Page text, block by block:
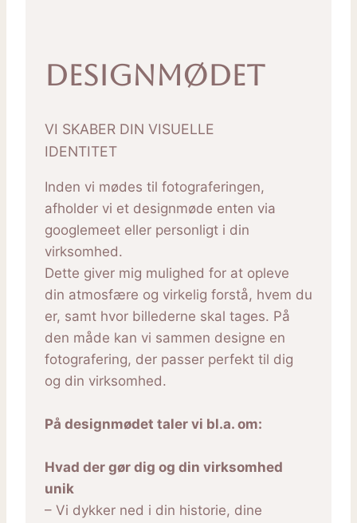
Designmødet
VI SKABER DIN VISUELLE
IDENTITET
Inden vi mødes til fotograferingen,
afholder vi et designmøde enten via
googlemeet eller personligt i din
virksomhed.
Dette giver mig mulighed for at opleve
din atmosfære og virkelig forstå, hvem du
er, samt hvor billederne skal tages. På
den måde kan vi sammen designe en
fotografering, der passer perfekt til dig
og din virksomhed.
På designmødet taler vi bl.a. om:
Hvad der gør dig og din virksomhed
unik
– Vi dykker ned i din historie, dine